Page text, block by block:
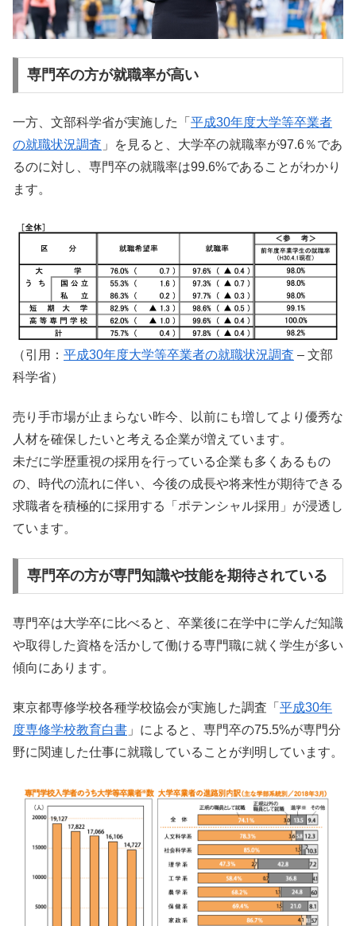
専門卒の方が就職率が高い
一方、文部科学省が実施した「 平成30年度大学等卒業者
の就職状況調査 」を見ると、大学卒の就職率が97.6％であ
るのに対し、専門卒の就職率は99.6%であることがわかり
ます。
（引用： 平成30年度大学等卒業者の就職状況調査 – 文部
科学省）
売り手市場が止まらない昨今、以前にも増してより優秀な
人材を確保したいと考える企業が増えています。
未だに学歴重視の採用を行っている企業も多くあるもの
の、時代の流れに伴い、今後の成長や将来性が期待できる
求職者を積極的に採用する「ポテンシャル採用」が浸透し
ています。
専門卒の方が専門知識や技能を期待されている
専門卒は大学卒に比べると、卒業後に在学中に学んだ知識
や取得した資格を活かして働ける専門職に就く学生が多い
傾向にあります。
東京都専修学校各種学校協会が実施した調査「 平成30年
度専修学校教育白書 」によると、専門卒の75.5%が専門分
野に関連した仕事に就職していることが判明しています。